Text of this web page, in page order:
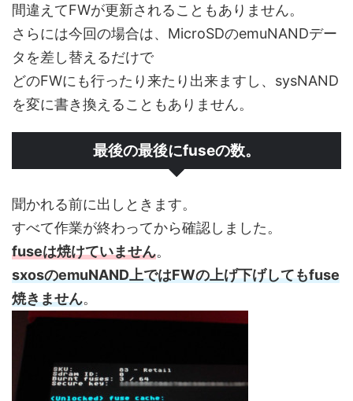
間違えてFWが更新されることもありません。
さらには今回の場合は、MicroSDのemuNANDデー
タを差し替えるだけで
どのFWにも行ったり来たり出来ますし、sysNAND
を変に書き換えることもありません。
最後の最後にfuseの数。
聞かれる前に出しときます。
すべて作業が終わってから確認しました。
fuseは焼けていません。
sxosのemuNAND上ではFWの上げ下げしてもfuse
焼きません。